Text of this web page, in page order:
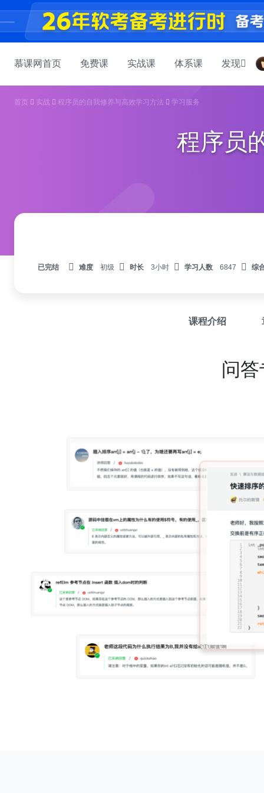
慕课网首页 免费课 实战课 体系课 发现
首页 实战 程序员的自我修养与高效学习方法 学习服务
程序员
已完结 难度 初级 时长 3小时 学习人数 6847 综
课程介绍
问